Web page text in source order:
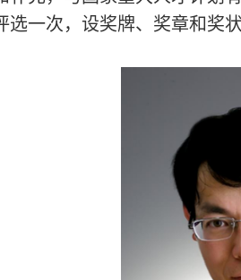
选一次，设奖牌、奖章和奖